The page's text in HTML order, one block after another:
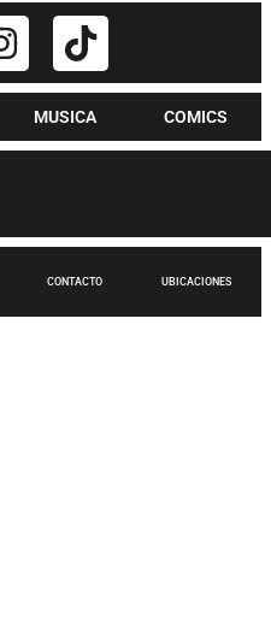
MUSICA COMICS
CONTACTO UBICACIONES